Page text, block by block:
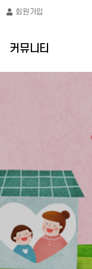
회원가입
커뮤니티